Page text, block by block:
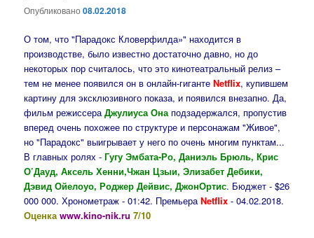
Опубликовано08.02.2018
О том, что "Парадокс Кловерфилда»" находится в
производстве, было известно достаточно давно, но до
некоторых пор считалось, что это кинотеатральный релиз –
тем не менее появился он в онлайн-гиганте Netflix, купившем
картину для эксклюзивного показа, и появился внезапно. Да,
фильм режиссераДжулиуса Онаподзадержался, пропустив
вперед очень похожее по структуре и персонажам "Живое",
но "Парадокс" выигрывает у него по очень многим пунктам...
В главных ролях -Гугу Эмбата-Ро, Даниэль Брюль, Крис
О’Дауд, Аксель Хенни,Чжан Цзыи, Элизабет Дебики,
Дэвид Ойелоуо, Роджер Дейвис, ДжонОртис. Бюджет - $26
000 000. Хронометраж - 01:42. ПремьераNetflix - 04.02.2018.
Оценкаwww.kino-nik.ru 7/10